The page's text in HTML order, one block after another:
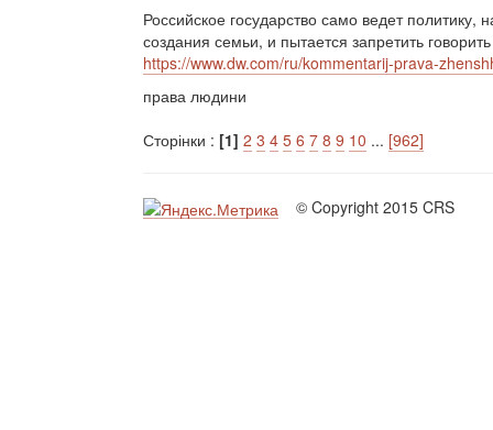
Российское государство само ведет
создания семьи, и пытается запретить
https://www.dw.com/ru/kommentarij-prava-
права людини
Сторінки : [1] 2 3 4 5 6 7 8 9 10 ... [962]
© Copyright 2015 CRS